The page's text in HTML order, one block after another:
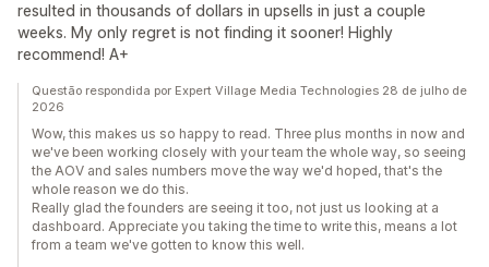
resulted in thousands of dollars in upsells in just a couple
weeks. My only regret is not finding it sooner! Highly
recommend! A+
Questão respondida por Expert Village Media Technologies 28 de julho de
2026
Wow, this makes us so happy to read. Three plus months in now and
we've been working closely with your team the whole way, so seeing
the AOV and sales numbers move the way we'd hoped, that's the
whole reason we do this.
Really glad the founders are seeing it too, not just us looking at a
dashboard. Appreciate you taking the time to write this, means a lot
from a team we've gotten to know this well.